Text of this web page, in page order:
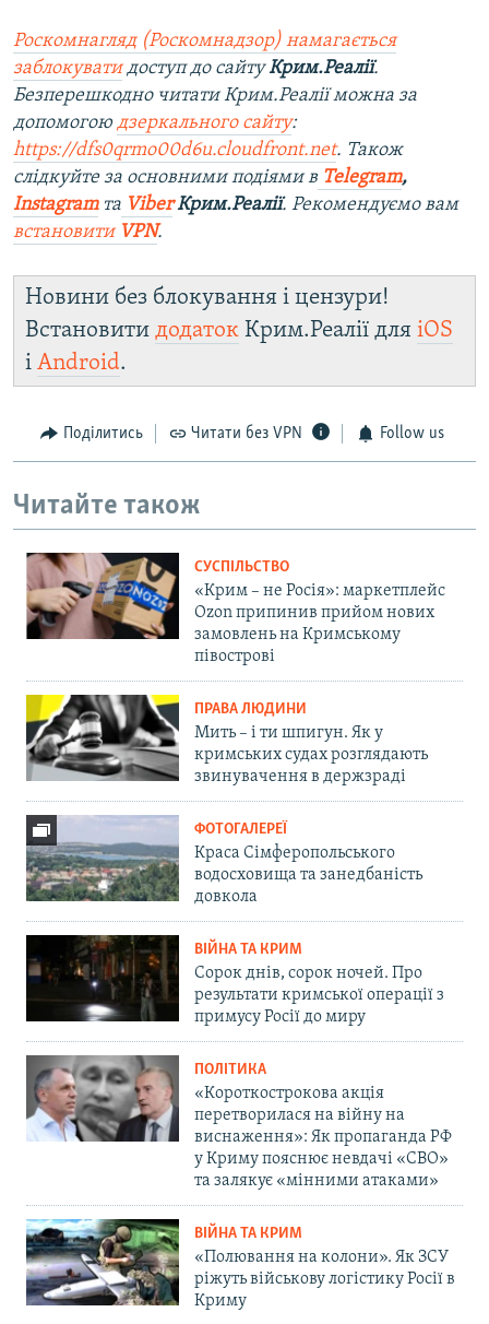
Роскомнагляд (Роскомнадзор) намагається
заблокуватидоступ до сайтуКрим.Реалії.
Безперешкодно читати Крим.Реалії можна за
допомогою дзеркального сайту:
https://dfs0qrmo00d6u.cloudfront.net. Також
слідкуйте за основними подіями в Telegram,
Instagramта ViberКрим.Реалії. Рекомендуємо вам
встановити VPN.
Новини без блокування і цензури!
Встановити додаток Крим.Реалії для iOS
і Android.
Поділитись Читати без VPN Follow us
Читайте також
СУСПІЛЬСТВО
«Крим – не Росія»: маркетплейс
Ozon припинив прийом нових
замовлень на Кримському
півострові
ПРАВА ЛЮДИНИ
Мить – і ти шпигун. Як у
кримських судах розглядають
звинувачення в держзраді
ФОТОГАЛЕРЕЇ
Краса Сімферопольського
водосховища та занедбаність
довкола
ВІЙНА ТА КРИМ
Сорок днів, сорок ночей. Про
результати кримської операції з
примусу Росії до миру
ПОЛІТИКА
«Короткострокова акція
перетворилася на війну на
виснаження»: Як пропаганда РФ
у Криму пояснює невдачі «СВО»
та залякує «мінними атаками»
ВІЙНА ТА КРИМ
«Полювання на колони». Як ЗСУ
ріжуть військову логістику Росії в
Криму